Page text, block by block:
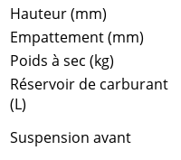
Hauteur (mm)
Empattement (mm)
Poids à sec (kg)
Réservoir de carburant
(L)
Suspension avant